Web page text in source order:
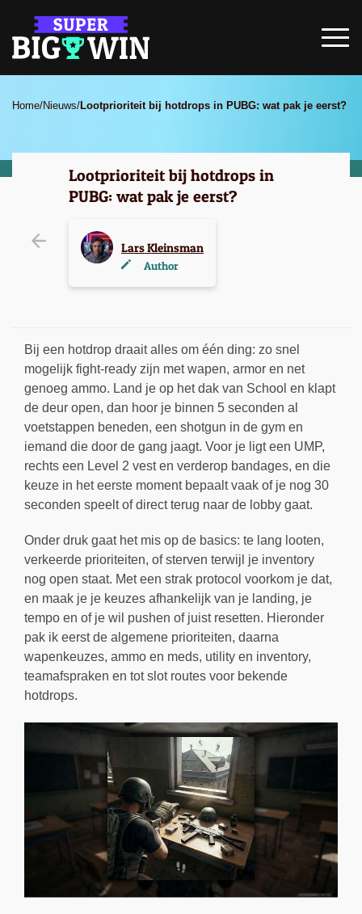
Home/Nieuws/Lootprioriteit bij hotdrops in PUBG: wat pak je eerst?
Lootprioriteit bij hotdrops in
PUBG: wat pak je eerst?
Lars Kleinsman
Author
Bij een hotdrop draait alles om één ding: zo snel
mogelijk fight-ready zijn met wapen, armor en net
genoeg ammo. Land je op het dak van School en klapt
de deur open, dan hoor je binnen 5 seconden al
voetstappen beneden, een shotgun in de gym en
iemand die door de gang jaagt. Voor je ligt een UMP,
rechts een Level 2 vest en verderop bandages, en die
keuze in het eerste moment bepaalt vaak of je nog 30
seconden speelt of direct terug naar de lobby gaat.
Onder druk gaat het mis op de basics: te lang looten,
verkeerde prioriteiten, of sterven terwijl je inventory
nog open staat. Met een strak protocol voorkom je dat,
en maak je je keuzes afhankelijk van je landing, je
tempo en of je wil pushen of juist resetten. Hieronder
pak ik eerst de algemene prioriteiten, daarna
wapenkeuzes, ammo en meds, utility en inventory,
teamafspraken en tot slot routes voor bekende
hotdrops.